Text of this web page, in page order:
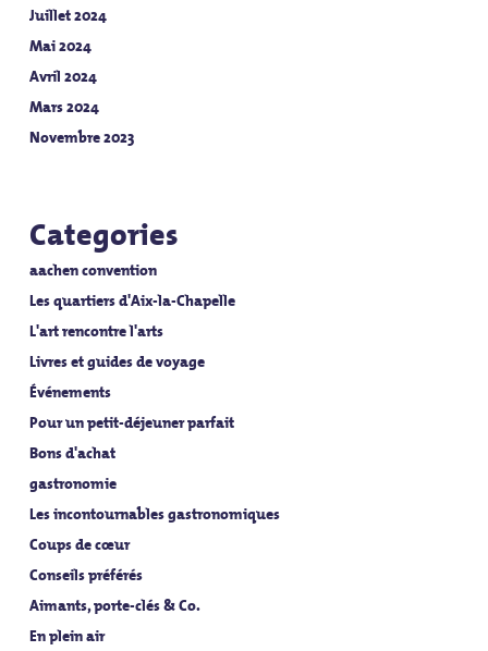
Juillet 2024
Mai 2024
Avril 2024
Mars 2024
Novembre 2023
Categories
aachen convention
Les quartiers d'Aix-la-Chapelle
L'art rencontre l'arts
Livres et guides de voyage
Événements
Pour un petit-déjeuner parfait
Bons d'achat
gastronomie
Les incontournables gastronomiques
Coups de cœur
Conseils préférés
Aimants, porte-clés & Co.
En plein air